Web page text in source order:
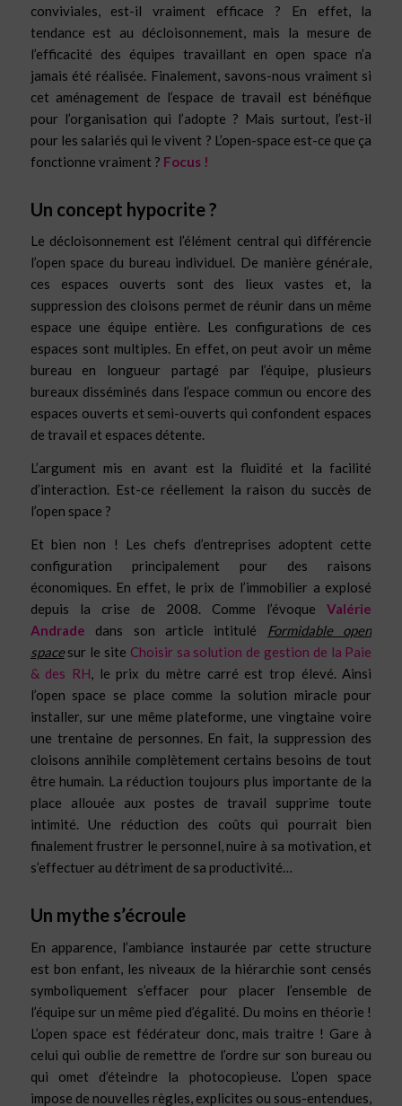
conviviales, est-il vraiment efficace ? En effet, la
tendance est au décloisonnement, mais la mesure de
l’efficacité des équipes travaillant en open space n’a
jamais été réalisée. Finalement, savons-nous vraiment si
cet aménagement de l’espace de travail est bénéfique
pour l’organisation qui l’adopte ? Mais surtout, l’est-il
pour les salariés qui le vivent ? L’open-space est-ce que ça
fonctionne vraiment ? Focus !
Un concept hypocrite ?
Le décloisonnement est l’élément central qui différencie
l’open space du bureau individuel. De manière générale,
ces espaces ouverts sont des lieux vastes et, la
suppression des cloisons permet de réunir dans un même
espace une équipe entière. Les configurations de ces
espaces sont multiples. En effet, on peut avoir un même
bureau en longueur partagé par l’équipe, plusieurs
bureaux disséminés dans l’espace commun ou encore des
espaces ouverts et semi-ouverts qui confondent espaces
de travail et espaces détente.
L’argument mis en avant est la fluidité et la facilité
d’interaction. Est-ce réellement la raison du succès de
l’open space ?
Et bien non ! Les chefs d’entreprises adoptent cette
configuration principalement pour des raisons
économiques. En effet, le prix de l’immobilier a explosé
depuis la crise de 2008. Comme l’évoqueValérie
Andrade dans son article intitulé Formidable open
space sur le site Choisir sa solution de gestion de la Paie
& des RH, le prix du mètre carré est trop élevé. Ainsi
l’open space se place comme la solution miracle pour
installer, sur une même plateforme, une vingtaine voire
une trentaine de personnes. En fait, la suppression des
cloisons annihile complètement certains besoins de tout
être humain. La réduction toujours plus importante de la
place allouée aux postes de travail supprime toute
intimité. Une réduction des coûts qui pourrait bien
finalement frustrer le personnel, nuire à sa motivation, et
s’effectuer au détriment de sa productivité…
Un mythe s’écroule
En apparence, l’ambiance instaurée par cette structure
est bon enfant, les niveaux de la hiérarchie sont censés
symboliquement s’effacer pour placer l’ensemble de
l’équipe sur un même pied d’égalité. Du moins en théorie !
L’open space est fédérateur donc, mais traitre ! Gare à
celui qui oublie de remettre de l’ordre sur son bureau ou
qui omet d’éteindre la photocopieuse. L’open space
impose de nouvelles règles, explicites ou sous-entendues,